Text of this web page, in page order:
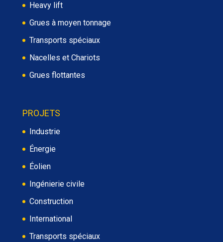
Heavy lift
Grues à moyen tonnage
Transports spéciaux
Nacelles et Chariots
Grues flottantes
PROJETS
Industrie
Énergie
Éolien
Ingénierie civile
Construction
International
Transports spéciaux